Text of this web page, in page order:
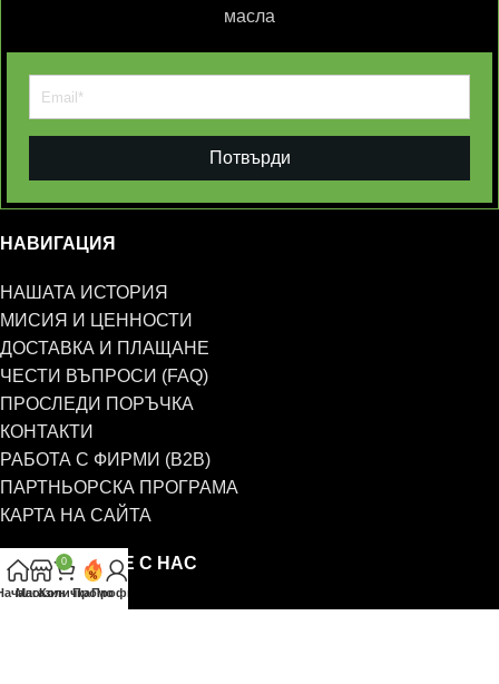
масла
Потвърди
НАВИГАЦИЯ
НАШАТА ИСТОРИЯ
МИСИЯ И ЦЕННОСТИ
ДОСТАВКА И ПЛАЩАНЕ
ЧЕСТИ ВЪПРОСИ (FAQ)
ПРОСЛЕДИ ПОРЪЧКА
КОНТАКТИ
РАБОТА С ФИРМИ (B2B)
ПАРТНЬОРСКА ПРОГРАМА
КАРТА НА САЙТА
СВЪРЖЕТЕ СЕ С НАС
0885 323 661
Магазин
0
КоличкаПромоПрофил